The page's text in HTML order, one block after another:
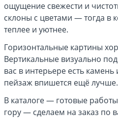
ощущение свежести и
склоны с цветами — тогда в
теплее и уютнее.
Горизонтальные картины
Вертикальные визуально
вас в интерьере есть
пейзаж впишется ещё лучше.
В каталоге — готовые
гору — сделаем на заказ по